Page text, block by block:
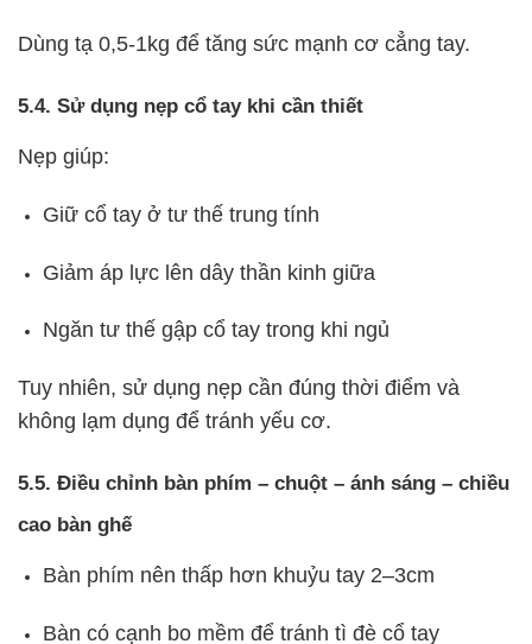
Dùng tạ 0,5-1kg để tăng sức mạnh cơ cẳng tay.
5.4. Sử dụng nẹp cổ tay khi cần thiết
Nẹp giúp:
Giữ cổ tay ở tư thế trung tính
Giảm áp lực lên dây thần kinh giữa
Ngăn tư thế gập cổ tay trong khi ngủ
Tuy nhiên, sử dụng nẹp cần đúng thời điểm và
không lạm dụng để tránh yếu cơ.
5.5. Điều chỉnh bàn phím – chuột – ánh sáng – chiều
cao bàn ghế
Bàn phím nên thấp hơn khuỷu tay 2–3cm
Bàn có cạnh bo mềm để tránh tì đè cổ tay